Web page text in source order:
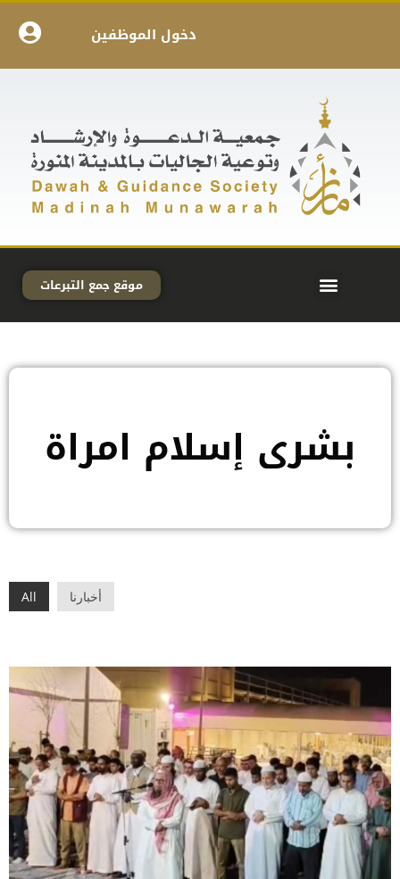
دخول الموظفين
موقع جمع التبرعات
بشرى إسلام امراة
All أخبارنا